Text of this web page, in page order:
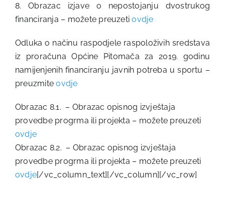
8. Obrazac izjave o nepostojanju dvostrukog
financiranja – možete preuzetiovdje
Odluka o načinu raspodjele raspoloživih sredstava
iz proračuna Općine Pitomača za 2019. godinu
namijenjenih financiranju javnih potreba u sportu –
preuzmiteovdje
Obrazac 8.1. – Obrazac opisnog izvještaja
provedbe progrma ili projekta – možete preuzeti
ovdje
Obrazac 8.2. – Obrazac opisnog izvještaja
provedbe progrma ili projekta – možete preuzeti
ovdje[/vc_column_text][/vc_column][/vc_row]